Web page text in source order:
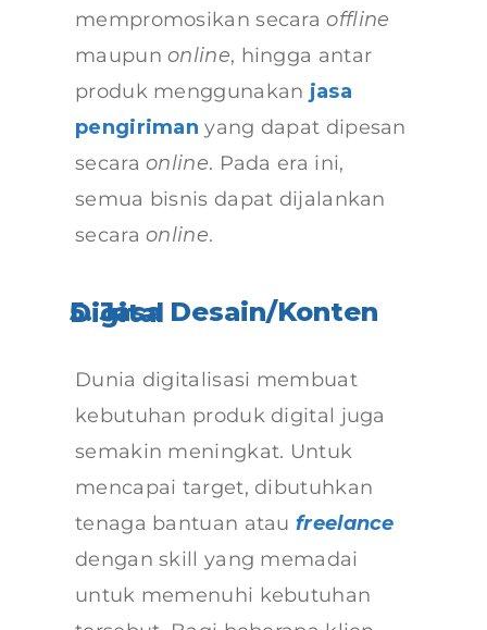
mempromosikan secaraoffline
maupunonline, hingga antar
produk menggunakan jasa
pengiriman yang dapat dipesan
secaraonline. Pada era ini,
semua bisnis dapat dijalankan
secaraonline.
5. Jasa Desain/Konten Digital
Dunia digitalisasi membuat
kebutuhan produk digital juga
semakin meningkat. Untuk
mencapai target, dibutuhkan
tenaga bantuan ataufreelance
dengan skill yang memadai
untuk memenuhi kebutuhan